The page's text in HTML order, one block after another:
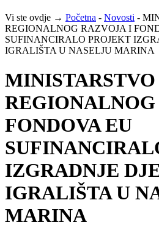
Vi ste ovdje → Početna - Novosti -
REGIONALNOG RAZVOJA I
SUFINANCIRALO PROJEKT
IGRALIŠTA U NASELJU MARINA
MINISTARSTVO
FONDOVA EU
IZGRADNJE
IGRALIŠTA U
MARINA